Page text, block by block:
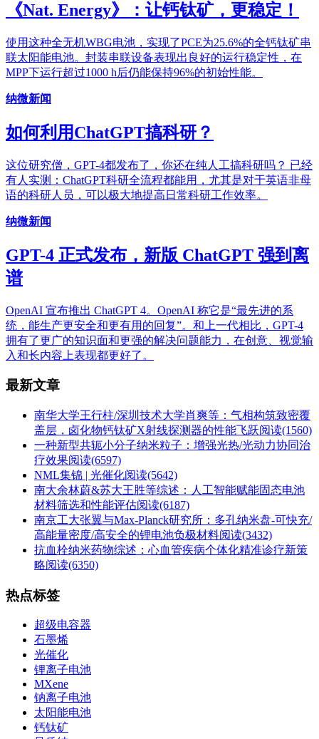
《Nat. Energy》：让钙钛矿，更稳定！
使用这种全无机WBG电池，实现了PCE为25.6%的全钙钛矿串
联太阳能电池。封装串联设备表现出良好的运行稳定性，在
MPP下运行超过1000 h后仍能保持96%的初始性能。
纳微新闻
如何利用ChatGPT搞科研？
这位研究僧，GPT-4都发布了，你还在纯人工搞科研吗？ 已经
有人实测：ChatGPT科研全流程都能用，尤其是对于英语非母
语的科研人员，可以极大地提高日常科研工作效率。
纳微新闻
GPT-4 正式发布，新版 ChatGPT 强到离
谱
OpenAI 宣布推出 ChatGPT 4。OpenAI 称它是“最先进的系
统，能生产更安全和更有用的回复”。和上一代相比，GPT-4
拥有了更广的知识面和更强的解决问题能力，在创意、视觉输
入和长内容上表现都更好了。
最新文章
南华大学王行柱/深圳技术大学肖爽等：气相构筑致密覆
盖层，卤化物钙钛矿X射线探测器的性能飞跃阅读(1560)
一种新型共轭小分子纳米粒子：增强光热/光动力协同治
疗效果阅读(6597)
NML集锦 | 光催化阅读(5642)
南大余林蔚&苏大王胜等综述：人工智能赋能固态电池
材料筛选和性能评估阅读(6187)
南京工大张翼与Max-Planck研究所：多孔纳米盘-可快充/
高能量密度/高安全的锂电池负极材料阅读(3432)
抗血栓纳米药物综述：心血管疾病个体化精准诊疗新策
略阅读(6350)
热点标签
超级电容器
石墨烯
光催化
锂离子电池
MXene
钠离子电池
太阳能电池
钙钛矿